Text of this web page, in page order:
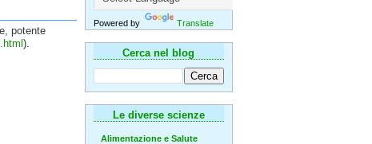
Powered by Translate
Cerca nel blog
Le diverse scienze
Alimentazione e Salute
potente
).